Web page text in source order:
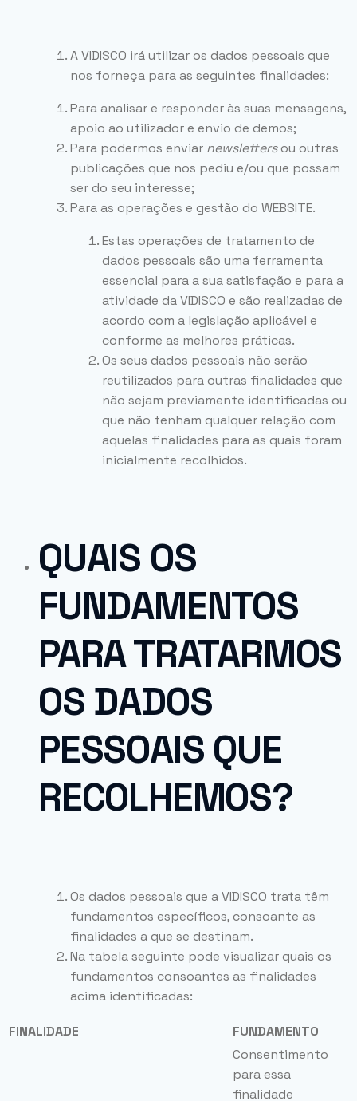
A VIDISCO irá utilizar os dados pessoais que
nos forneça para as seguintes finalidades:
Para analisar e responder às suas mensagens,
apoio ao utilizador e envio de demos;
Para podermos enviar newslettersou outras
publicações que nos pediu e/ou que possam
ser do seu interesse;
Para as operações e gestão do WEBSITE.
Estas operações de tratamento de
dados pessoais são uma ferramenta
essencial para a sua satisfação e para a
atividade da VIDISCO e são realizadas de
acordo com a legislação aplicável e
conforme as melhores práticas.
Os seus dados pessoais não serão
reutilizados para outras finalidades que
não sejam previamente identificadas ou
que não tenham qualquer relação com
aquelas finalidades para as quais foram
inicialmente recolhidos.
QUAIS OS
FUNDAMENTOS
PARA TRATARMOS
OS DADOS
PESSOAIS QUE
RECOLHEMOS?
Os dados pessoais que a VIDISCO trata têm
fundamentos específicos, consoante as
finalidades a que se destinam.
Na tabela seguinte pode visualizar quais os
fundamentos consoantes as finalidades
acima identificadas:
FINALIDADE
FUNDAMENTO
Consentimento
para essa
finalidade